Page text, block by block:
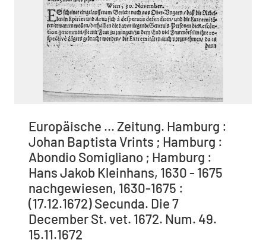
Europäische ... Zeitung. Hamburg :
Johan Baptista Vrints ; Hamburg :
Abondio Somigliano ; Hamburg :
Hans Jakob Kleinhans, 1630 - 1675
nachgewiesen, 1630-1675 :
(17.12.1672) Secunda. Die 7
December St. vet. 1672. Num. 49.
15.11.1672